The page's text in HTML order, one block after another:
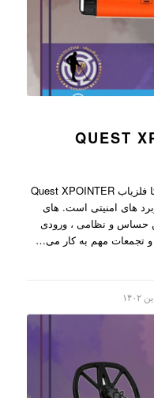
فلزیاب Quest XPOINTER ساخت امریکا فلزیاب Quest XPOINTER
های امنیتی است. های
حساس و نظامی ، ورودی
و تجمعات مهم به کار می…